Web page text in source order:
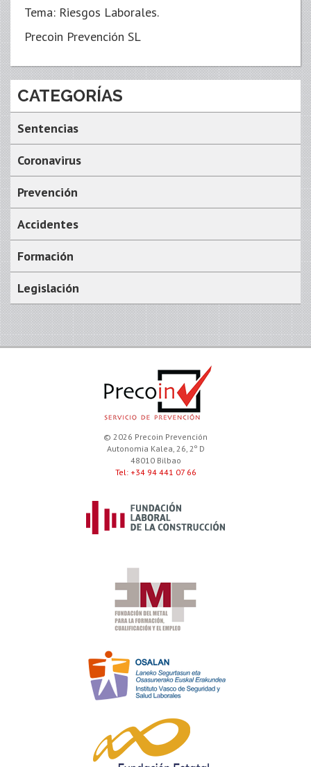
Tema: Riesgos Laborales.
Precoin Prevención SL
CATEGORÍAS
Sentencias
Coronavirus
Prevención
Accidentes
Formación
Legislación
© 2026 Precoin Prevención
Autonomia Kalea, 26, 2º D
48010 Bilbao
Tel: +34 94 441 07 66